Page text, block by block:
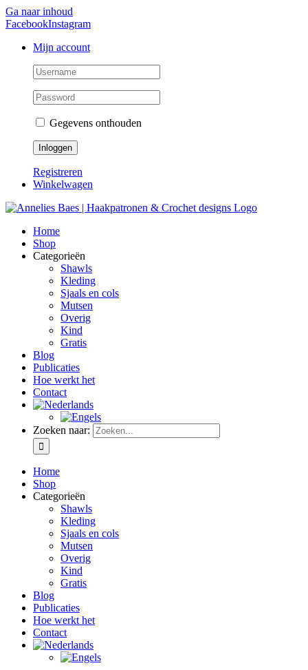
Ga naar inhoud
FacebookInstagram
Mijn account
Gegevens onthouden
Registreren
Winkelwagen
Home
Shop
Categorieën
Shawls
Kleding
Sjaals en cols
Mutsen
Overig
Kind
Gratis
Blog
Publicaties
Hoe werkt het
Contact
Zoeken naar:
Home
Shop
Categorieën
Shawls
Kleding
Sjaals en cols
Mutsen
Overig
Kind
Gratis
Blog
Publicaties
Hoe werkt het
Contact